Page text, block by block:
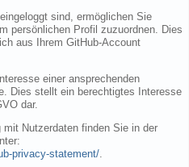
sind, ermöglichen Sie
persönlichen Profil zuzuordnen. Dies
aus Ihrem GitHub-Account
einer ansprechenden
Dies stellt ein berechtigtes Interesse
dar.
Nutzerdaten finden Sie in der
privacy-statement/